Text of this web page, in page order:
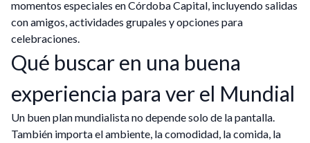
momentos especiales en Córdoba Capital, incluyendo salidas
con amigos, actividades grupales y opciones para
celebraciones.
Qué buscar en una buena
experiencia para ver el Mundial
Un buen plan mundialista no depende solo de la pantalla.
También importa el ambiente, la comodidad, la comida, la